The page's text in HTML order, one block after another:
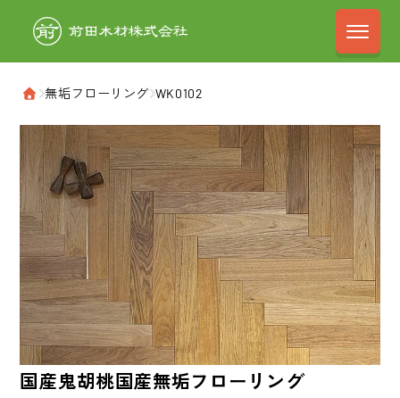
前田木材株式
ホーム
›無垢フローリング›WK0102
国産鬼胡桃 国産無垢フローリング